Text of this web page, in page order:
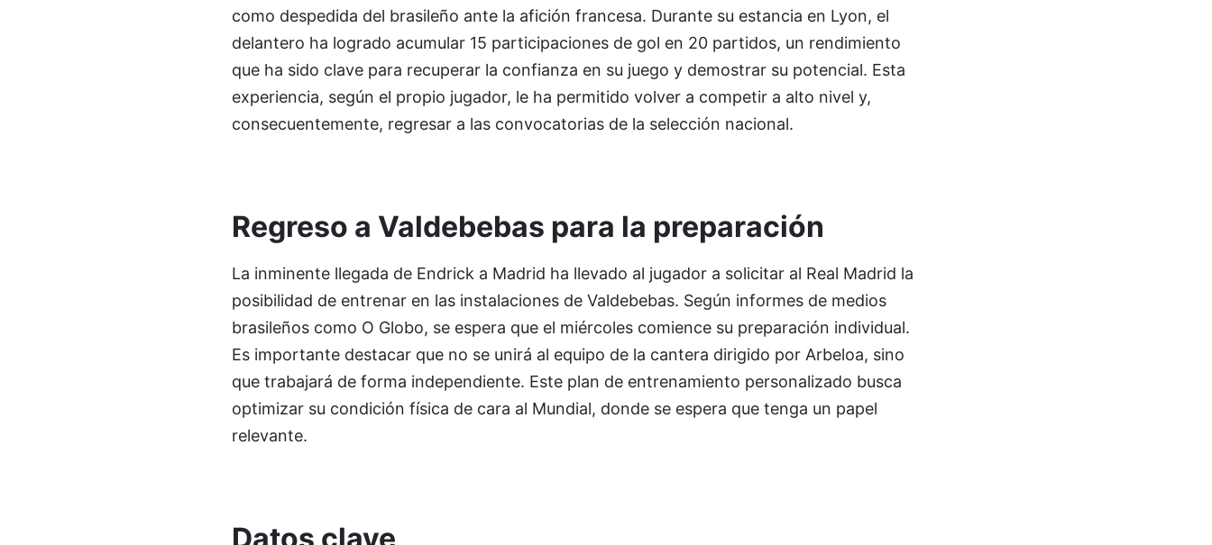
como despedida del brasileño ante la afición francesa. Durante su estancia en Lyon, el
delantero ha logrado acumular 15 participaciones de gol en 20 partidos, un rendimiento
que ha sido clave para recuperar la confianza en su juego y demostrar su potencial. Esta
experiencia, según el propio jugador, le ha permitido volver a competir a alto nivel y,
consecuentemente, regresar a las convocatorias de la selección nacional.
Regreso a Valdebebas para la preparación
La inminente llegada de Endrick a Madrid ha llevado al jugador a solicitar al Real Madrid la
posibilidad de entrenar en las instalaciones de Valdebebas. Según informes de medios
brasileños como O Globo, se espera que el miércoles comience su preparación individual.
Es importante destacar que no se unirá al equipo de la cantera dirigido por Arbeloa, sino
que trabajará de forma independiente. Este plan de entrenamiento personalizado busca
optimizar su condición física de cara al Mundial, donde se espera que tenga un papel
relevante.